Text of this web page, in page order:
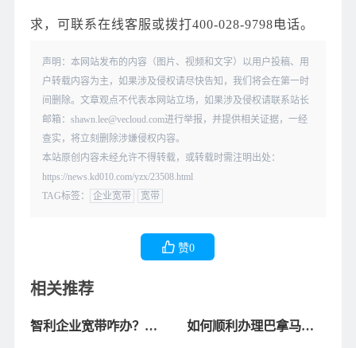
求，可联系在线客服或拨打400-028-9798电话。
声明：本网站发布的内容（图片、视频和文字）以用户投稿、用
户转载内容为主，如果涉及侵权请尽快告知，我们将会在第一时
间删除。文章观点不代表本网站立场，如果涉及侵权请联系站长
邮箱：shawn.lee@vecloud.com进行举报，并提供相关证据，一经
查实，将立刻删除涉嫌侵权内容。
本站原创内容未经允许不得转载，或转载时需注明出处：
https://news.kd010.com/yzx/23508.html
TAG标签：
企业宽带 宽带
赞0
相关推荐
智利企业宽带咋办？手
如何顺利办理巴拿马企